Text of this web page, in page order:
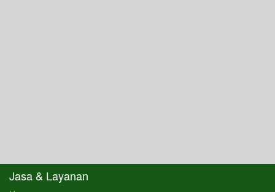
Jasa & Layanan